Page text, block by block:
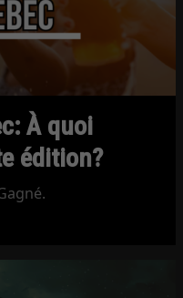
À quoi
édition?